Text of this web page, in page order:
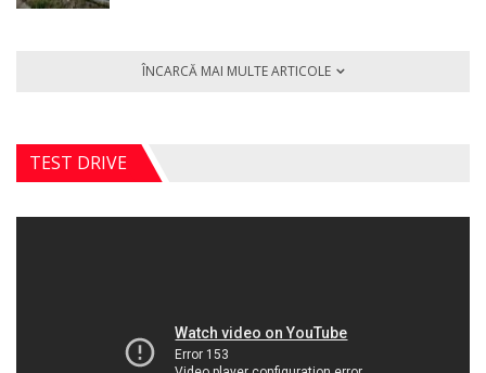
ÎNCARCĂ MAI MULTE ARTICOLE
TEST DRIVE